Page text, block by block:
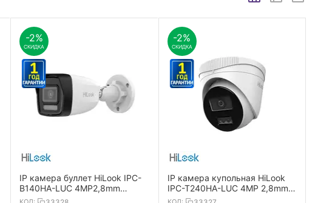
-2%
СКИДКА
IP камера буллет HiLook IPC-
B140HA-LUC 4MP2,8mm
2560×1440 IP67 IR30 m PoE
-2%
СКИДКА
IP камера купольная HiLook
IPC-T240HA-LUC 4MP 2,8mm
2560×1440 IP67 IR30 m PoE